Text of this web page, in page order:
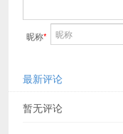
昵称*
最新评论
暂无评论